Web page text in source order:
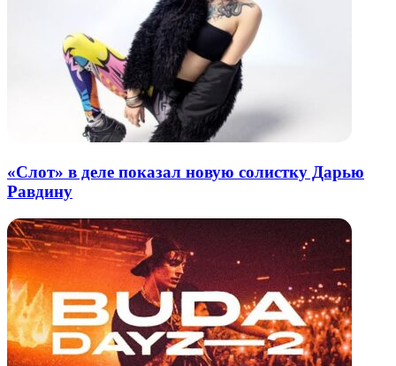
«Слот» в деле показал новую солистку Дарью
Равдину